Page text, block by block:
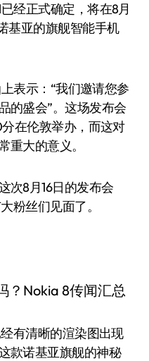
经正式确定，将在8月
基亚的旗舰智能手机
表示：“我们邀请您参
的盛会”。这场发布会
在伦敦举办，而这对
重大的意义。
次8月16日的发布会
粉丝们见面了。
有清晰的渲染图出现
款诺基亚旗舰的神秘